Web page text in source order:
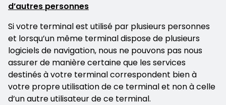
d’autres personnes
Si votre terminal est utilisé par plusieurs personnes
et lorsqu’un même terminal dispose de plusieurs
logiciels de navigation, nous ne pouvons pas nous
assurer de manière certaine que les services
destinés à votre terminal correspondent bien à
votre propre utilisation de ce terminal et non à celle
d’un autre utilisateur de ce terminal.